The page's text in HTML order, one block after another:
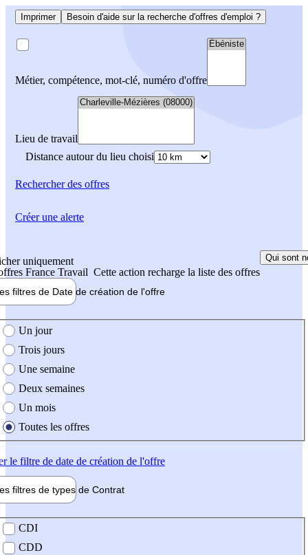
Imprimer Besoin d'aide sur la recherche d'offres d'emploi ?
Métier, compétence, mot-clé, numéro d'offre
Lieu de travail
Distance autour du lieu choisi
Rechercherdes offres
uniquement
France Travail Cette action recharge la liste des offres
Qui sont
filtres de Date de création de l'offre
création de l'offre
Un jour
Trois jours
Une semaine
Deux semaines
Un mois
Toutes les offres
le filtre de date de création de l'offre
filtres de types de Contrat
contrat
CDI
CDD
Créer une alerte